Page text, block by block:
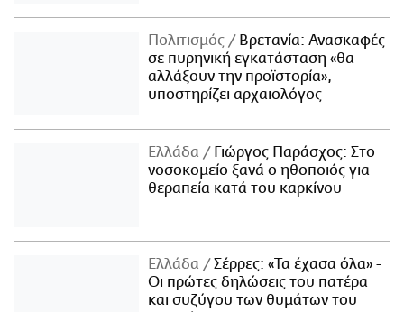
Πολιτισμός
Βρετανία: Ανασκαφές
σε πυρηνική εγκατάσταση «θα
αλλάξουν την προϊστορία»,
υποστηρίζει αρχαιολόγος
Ελλάδα
Γιώργος Παράσχος: Στο
νοσοκομείο ξανά ο ηθοποιός για
θεραπεία κατά του καρκίνου
Ελλάδα
Σέρρες: «Τα έχασα όλα» -
Οι πρώτες δηλώσεις του πατέρα
και συζύγου των θυμάτων του